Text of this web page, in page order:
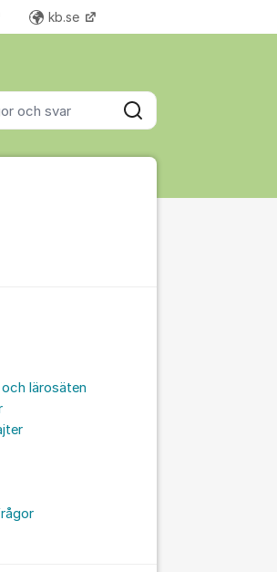
Sök
kb.se Fler supportlänkar
lärosäten